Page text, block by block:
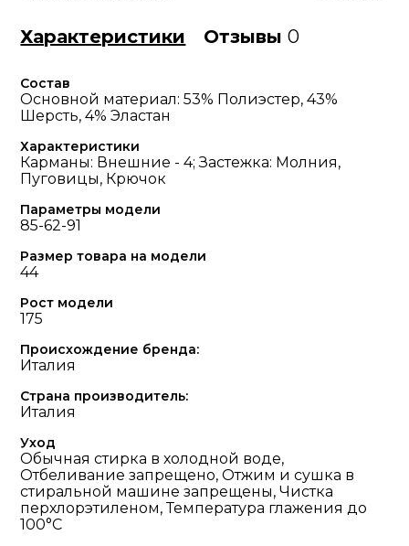
Характеристики Отзывы0
Состав
Основной материал: 53% Полиэстер, 43%
Шерсть, 4% Эластан
Характеристики
Карманы: Внешние - 4; Застежка: Молния,
Пуговицы, Крючок
Параметры модели
85-62-91
Размер товара на модели
44
Рост модели
175
Происхождение бренда:
Италия
Страна производитель:
Италия
Уход
Обычная стирка в холодной воде,
Отбеливание запрещено, Отжим и сушка в
стиральной машине запрещены, Чистка
перхлорэтиленом, Температура глажения до
100°С